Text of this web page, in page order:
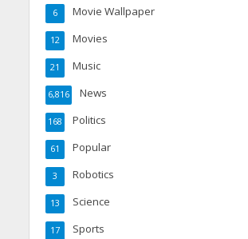
Movie Wallpaper
6
Movies
12
Music
21
News
6,816
Politics
168
Popular
61
Robotics
3
Science
13
Sports
17